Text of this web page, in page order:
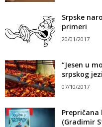
Srpske
primeri
20/01/2017
“Jesen u
srpskog
07/10/2017
Prepričana
(Gradimir